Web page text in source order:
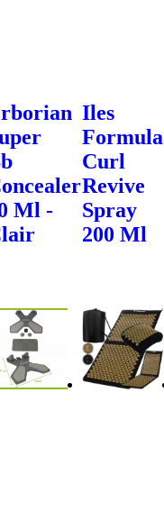
Ml -
Iles
Formula
Curl
Revive
Spray
200 Ml